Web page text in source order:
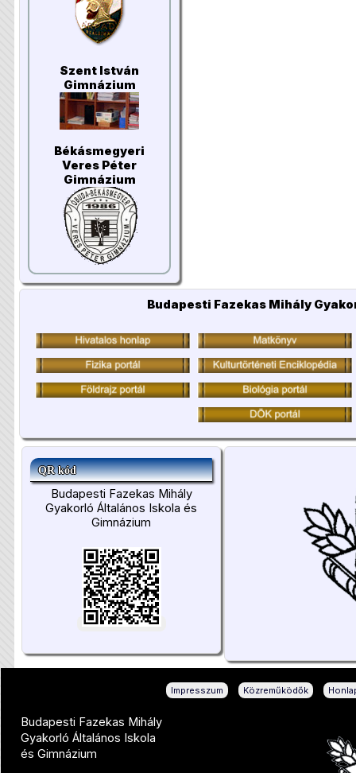
Szent István
Gimnázium
Békásmegyeri
Veres Péter
Gimnázium
Budapesti Fazekas Mihály
QR kód
Budapesti Fazekas Mihály
Gyakorló Általános Iskola és
Gimnázium
Impresszum Közreműködők
Budapesti Fazekas Mihály
Gyakorló Általános Iskola
és Gimnázium